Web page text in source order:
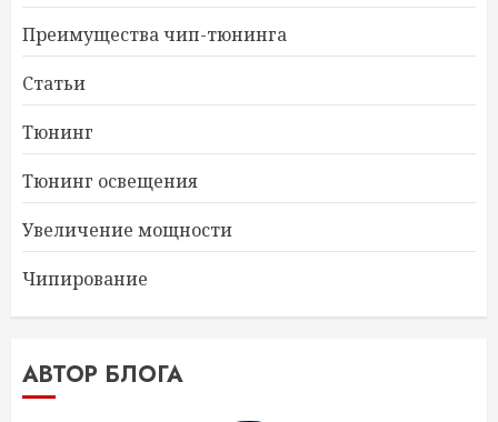
Преимущества чип-тюнинга
Статьи
Тюнинг
Тюнинг освещения
Увеличение мощности
Чипирование
АВТОР БЛОГА